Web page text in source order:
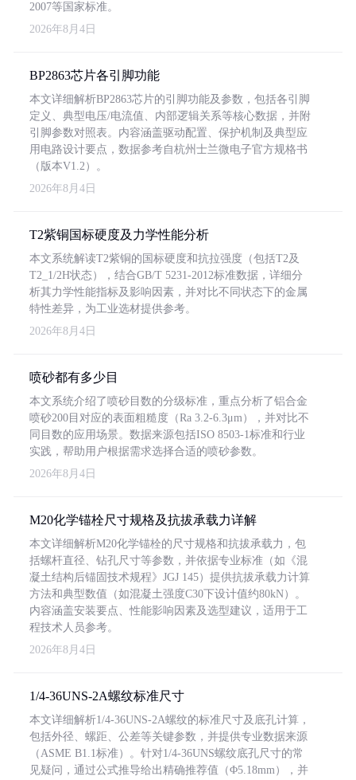
2007等国家标准。
2026年8月4日
BP2863芯片各引脚功能
本文详细解析BP2863芯片的引脚功能及参数，包括各引脚
定义、典型电压/电流值、内部逻辑关系等核心数据，并附
引脚参数对照表。内容涵盖驱动配置、保护机制及典型应
用电路设计要点，数据参考自杭州士兰微电子官方规格书
（版本V1.2）。
2026年8月4日
T2紫铜国标硬度及力学性能分析
本文系统解读T2紫铜的国标硬度和抗拉强度（包括T2及
T2_1/2H状态），结合GB/T 5231-2012标准数据，详细分
析其力学性能指标及影响因素，并对比不同状态下的金属
特性差异，为工业选材提供参考。
2026年8月4日
喷砂都有多少目
本文系统介绍了喷砂目数的分级标准，重点分析了铝合金
喷砂200目对应的表面粗糙度（Ra 3.2-6.3μm），并对比不
同目数的应用场景。数据来源包括ISO 8503-1标准和行业
实践，帮助用户根据需求选择合适的喷砂参数。
2026年8月4日
M20化学锚栓尺寸规格及抗拔承载力详解
本文详细解析M20化学锚栓的尺寸规格和抗拔承载力，包
括螺杆直径、钻孔尺寸等参数，并依据专业标准（如《混
凝土结构后锚固技术规程》JGJ 145）提供抗拔承载力计算
方法和典型数值（如混凝土强度C30下设计值约80kN）。
内容涵盖安装要点、性能影响因素及选型建议，适用于工
程技术人员参考。
2026年8月4日
1/4-36UNS-2A螺纹标准尺寸
本文详细解析1/4-36UNS-2A螺纹的标准尺寸及底孔计算，
包括外径、螺距、公差等关键参数，并提供专业数据来源
（ASME B1.1标准）。针对1/4-36UNS螺纹底孔尺寸的常
见疑问，通过公式推导给出精确推荐值（Φ5.18mm），并